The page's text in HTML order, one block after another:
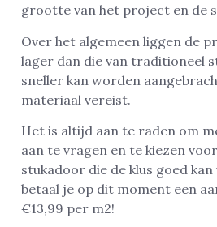
grootte van het project en de
Over het algemeen liggen de
lager dan die van traditioneel
sneller kan worden
materiaal vereist.
Het is altijd aan te raden om
aan te vragen en te kiezen
stukadoor die de klus goed
betaal je op dit moment een
€13,99 per m2!